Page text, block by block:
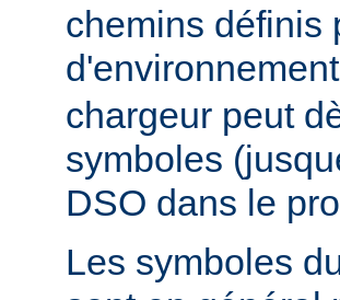
chemins définis
d'environnement
chargeur peut
symboles
DSO dans le
Les symboles